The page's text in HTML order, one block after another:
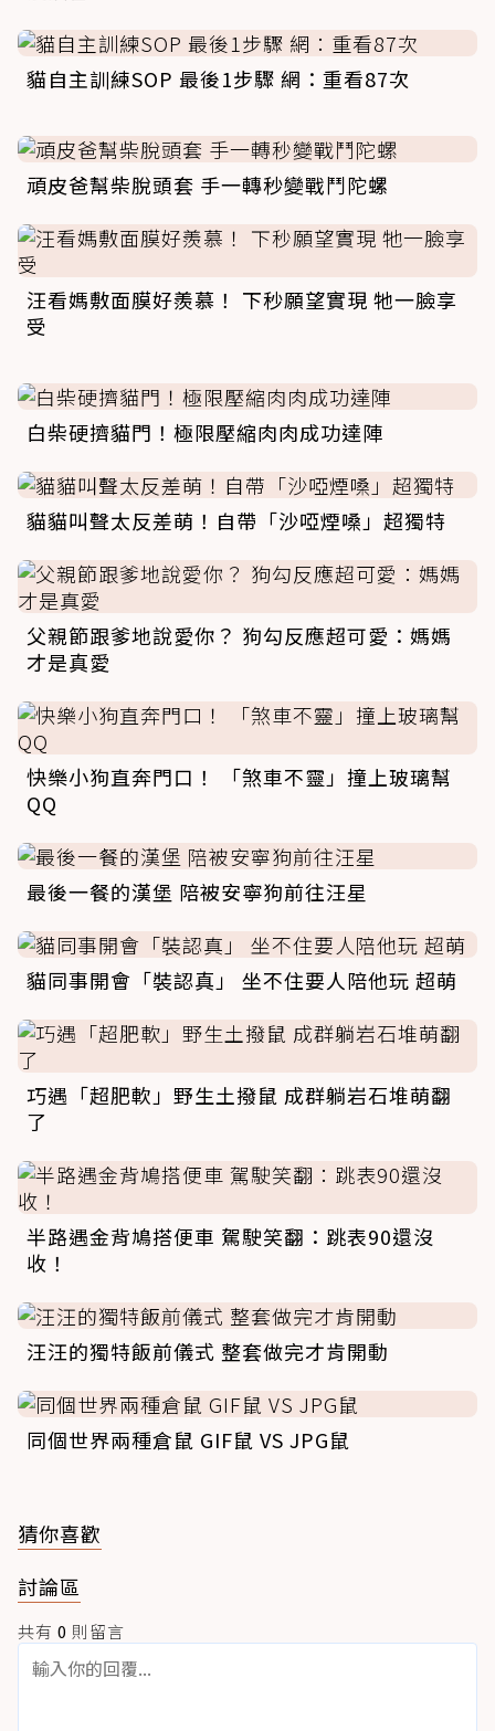
貓自主訓練SOP 最後1步驟 網：重看87次
頑皮爸幫柴脫頭套 手一轉秒變戰鬥陀螺
汪看媽敷面膜好羨慕！ 下秒願望實現 牠一臉享
受
白柴硬擠貓門！極限壓縮肉肉成功達陣
貓貓叫聲太反差萌！自帶「沙啞煙嗓」超獨特
父親節跟爹地說愛你？ 狗勾反應超可愛：媽媽
才是真愛
快樂小狗直奔門口！ 「煞車不靈」撞上玻璃幫
QQ
最後一餐的漢堡 陪被安寧狗前往汪星
貓同事開會「裝認真」 坐不住要人陪他玩 超萌
巧遇「超肥軟」野生土撥鼠 成群躺岩石堆萌翻
了
半路遇金背鳩搭便車 駕駛笑翻：跳表90還沒
收！
汪汪的獨特飯前儀式 整套做完才肯開動
同個世界兩種倉鼠 GIF鼠 VS JPG鼠
猜你喜歡
討論區
共有 0 則留言